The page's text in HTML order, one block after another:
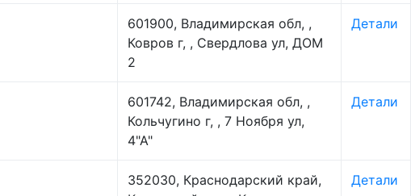
601900, Владимирская обл, ,
Ковров г, , Свердлова ул, ДОМ
2
Детали
601742, Владимирская обл, ,
Кольчугино г, , 7 Ноября ул,
4"А"
Детали
352030, Краснодарский край,
Детали